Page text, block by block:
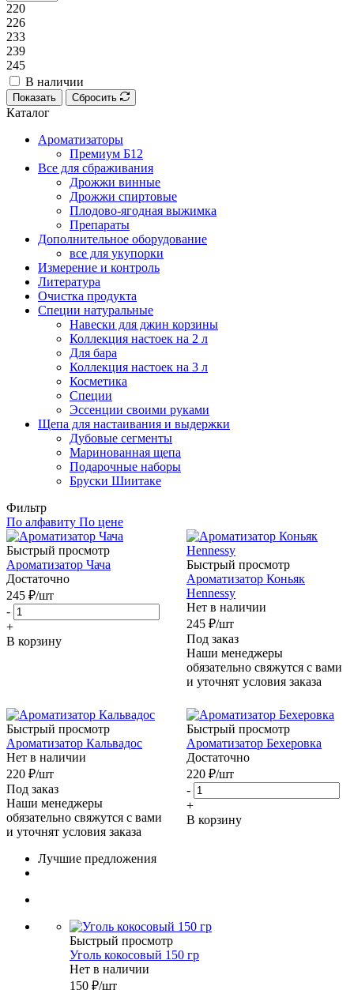
220
226
233
239
245
В наличии
Показать Сбросить
Каталог
Ароматизаторы
Премиум Б12
Все для сбраживания
Дрожжи винные
Дрожжи спиртовые
Плодово-ягодная выжимка
Препараты
Дополнительное оборудование
все для укупорки
Измерение и контроль
Литература
Очистка продукта
Специи натуральные
Навески для джин корзины
Коллекция настоек на 2 л
Для бара
Коллекция настоек на 3 л
Косметика
Специи
Эссенции своими руками
Щепа для настаивания и выдержки
Дубовые сегменты
Маринованная щепа
Подарочные наборы
Бруски Шиитаке
Фильтр
По алфавиту По цене
Быстрый просмотр
Ароматизатор Чача
Достаточно
245 ₽/шт
-
+
В корзину
Быстрый просмотр
Ароматизатор Коньяк
Hennessy
Нет в наличии
245 ₽/шт
Под заказ
Наши менеджеры
обязательно свяжутся с вами
и уточнят условия заказа
Быстрый просмотр
Ароматизатор Кальвадос
Нет в наличии
220 ₽/шт
Под заказ
Наши менеджеры
обязательно свяжутся с вами
и уточнят условия заказа
Быстрый просмотр
Ароматизатор Бехеровка
Достаточно
220 ₽/шт
-
+
В корзину
Лучшие предложения
Быстрый просмотр
Уголь кокосовый 150 гр
Нет в наличии
150 ₽/шт